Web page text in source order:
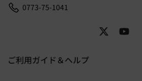
0773-75-1041
ご利用ガイド＆ヘルプ